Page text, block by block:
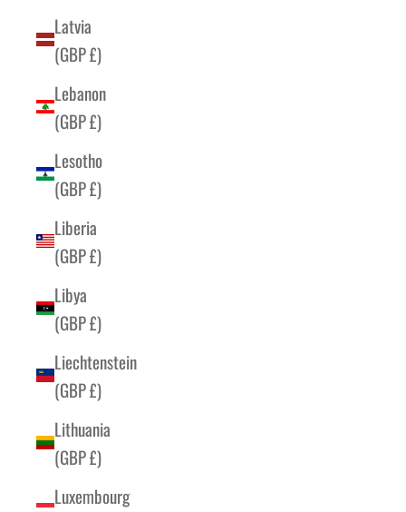
Latvia
(GBP £)
Lebanon
(GBP £)
Lesotho
(GBP £)
Liberia
(GBP £)
Libya
(GBP £)
Liechtenstein
(GBP £)
Lithuania
(GBP £)
Luxembourg